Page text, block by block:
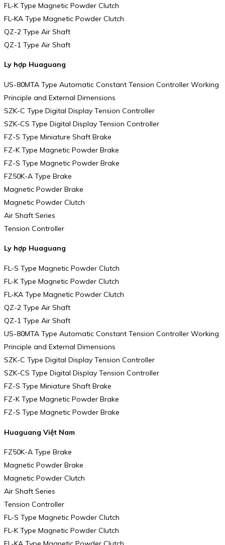
FL-K Type Magnetic Powder Clutch
FL-KA Type Magnetic Powder Clutch
QZ-2 Type Air Shaft
QZ-1 Type Air Shaft
Ly hợp Huaguang
US-80MTA Type Automatic Constant Tension Controller Working
Principle and External Dimensions
SZK-C Type Digital Display Tension Controller
SZK-CS Type Digital Display Tension Controller
FZ-S Type Miniature Shaft Brake
FZ-K Type Magnetic Powder Brake
FZ-S Type Magnetic Powder Brake
FZ50K-A Type Brake
Magnetic Powder Brake
Magnetic Powder Clutch
Air Shaft Series
Tension Controller
Ly hợp Huaguang
FL-S Type Magnetic Powder Clutch
FL-K Type Magnetic Powder Clutch
FL-KA Type Magnetic Powder Clutch
QZ-2 Type Air Shaft
QZ-1 Type Air Shaft
US-80MTA Type Automatic Constant Tension Controller Working
Principle and External Dimensions
SZK-C Type Digital Display Tension Controller
SZK-CS Type Digital Display Tension Controller
FZ-S Type Miniature Shaft Brake
FZ-K Type Magnetic Powder Brake
FZ-S Type Magnetic Powder Brake
Huaguang Việt Nam
FZ50K-A Type Brake
Magnetic Powder Brake
Magnetic Powder Clutch
Air Shaft Series
Tension Controller
FL-S Type Magnetic Powder Clutch
FL-K Type Magnetic Powder Clutch